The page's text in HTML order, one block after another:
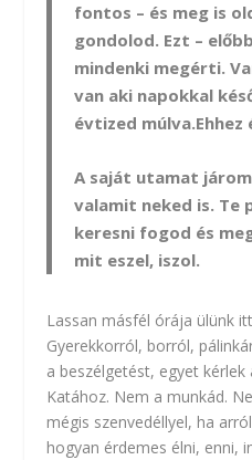
fontos – és meg is
gondolod. Ezt –
mindenki megérti.
van aki napokkal
évtized múlva.Ehhez
A saját utamat
valamit neked is. Te
keresni fogod és
mit eszel, iszol.
Lassan másfél órája ülünk
Gyerekkorról, borról,
a beszélgetést, egyet
Katához. Nem a munkád.
mégis szenvedéllyel, ha
hogyan érdemes élni, enni,